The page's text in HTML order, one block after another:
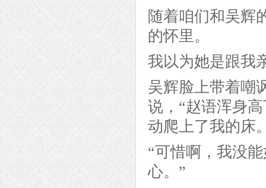
随着咱们和吴辉
的怀里。
我以为她是跟我
吴辉脸上带着嘲
说，“赵语浑身
动爬上了我的床
“可惜啊，我没
心。”